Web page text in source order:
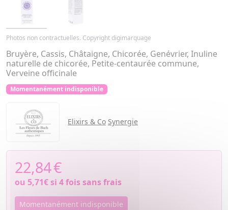
Photos non contractuelles. Copyright digimarquage
Bruyère, Cassis, Châtaigne, Chicorée, Genévrier, Inuline
naturelle de chicorée, Petite-centaurée commune,
Verveine officinale
Momentanément indisponible
Elixirs & Co Synergie
22,84€
ou 5,71€si 4 fois sans frais
Momentanément indisponible